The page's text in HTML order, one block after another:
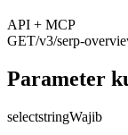
API + MCP
GET/v3/serp-
Parameter
selectstringWajib